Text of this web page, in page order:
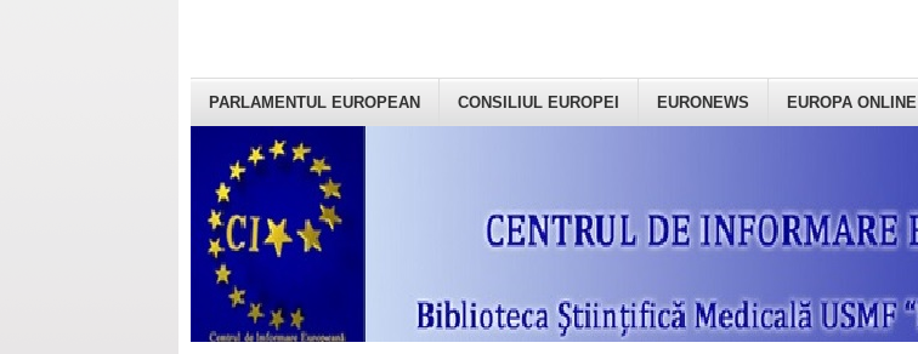
PARLAMENTUL EUROPEAN CONSILIUL EUROPEI EURONEWS EUROPA ONLINE